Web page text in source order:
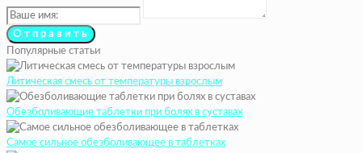
Популярные статьи
Литическая смесь от температуры взрослым
Обезболивающие таблетки при болях в суставах
Самое сильное обезболивающее в таблетках